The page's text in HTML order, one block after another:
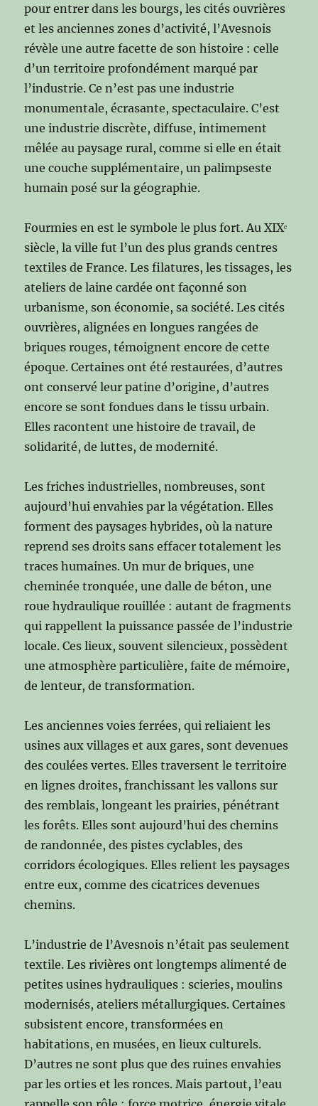
pour entrer dans les bourgs, les cités ouvrières
et les anciennes zones d’activité, l’Avesnois
révèle une autre facette de son histoire : celle
d’un territoire profondément marqué par
l’industrie. Ce n’est pas une industrie
monumentale, écrasante, spectaculaire. C’est
une industrie discrète, diffuse, intimement
mêlée au paysage rural, comme si elle en était
une couche supplémentaire, un palimpseste
humain posé sur la géographie.
Fourmies en est le symbole le plus fort. Au XIXᵉ
siècle, la ville fut l’un des plus grands centres
textiles de France. Les filatures, les tissages, les
ateliers de laine cardée ont façonné son
urbanisme, son économie, sa société. Les cités
ouvrières, alignées en longues rangées de
briques rouges, témoignent encore de cette
époque. Certaines ont été restaurées, d’autres
ont conservé leur patine d’origine, d’autres
encore se sont fondues dans le tissu urbain.
Elles racontent une histoire de travail, de
solidarité, de luttes, de modernité.
Les friches industrielles, nombreuses, sont
aujourd’hui envahies par la végétation. Elles
forment des paysages hybrides, où la nature
reprend ses droits sans effacer totalement les
traces humaines. Un mur de briques, une
cheminée tronquée, une dalle de béton, une
roue hydraulique rouillée : autant de fragments
qui rappellent la puissance passée de l’industrie
locale. Ces lieux, souvent silencieux, possèdent
une atmosphère particulière, faite de mémoire,
de lenteur, de transformation.
Les anciennes voies ferrées, qui reliaient les
usines aux villages et aux gares, sont devenues
des coulées vertes. Elles traversent le territoire
en lignes droites, franchissant les vallons sur
des remblais, longeant les prairies, pénétrant
les forêts. Elles sont aujourd’hui des chemins
de randonnée, des pistes cyclables, des
corridors écologiques. Elles relient les paysages
entre eux, comme des cicatrices devenues
chemins.
L’industrie de l’Avesnois n’était pas seulement
textile. Les rivières ont longtemps alimenté de
petites usines hydrauliques : scieries, moulins
modernisés, ateliers métallurgiques. Certaines
subsistent encore, transformées en
habitations, en musées, en lieux culturels.
D’autres ne sont plus que des ruines envahies
par les orties et les ronces. Mais partout, l’eau